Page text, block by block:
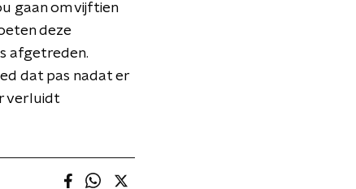
gaan om vijftien
deze
afgetreden.
dat pas nadat er
verluidt